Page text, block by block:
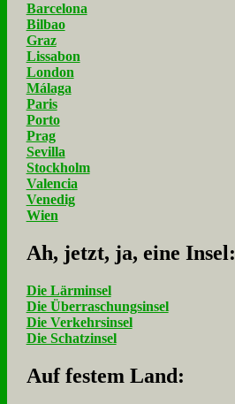
Barcelona
Bilbao
Graz
Lissabon
London
Málaga
Paris
Porto
Prag
Sevilla
Stockholm
Valencia
Venedig
Wien
Ah, jetzt, ja, ei­ne In­sel:
Die Lärminsel
Die Überraschungsinsel
Die Verkehrsinsel
Die Schatzinsel
Auf fe­stem Land: